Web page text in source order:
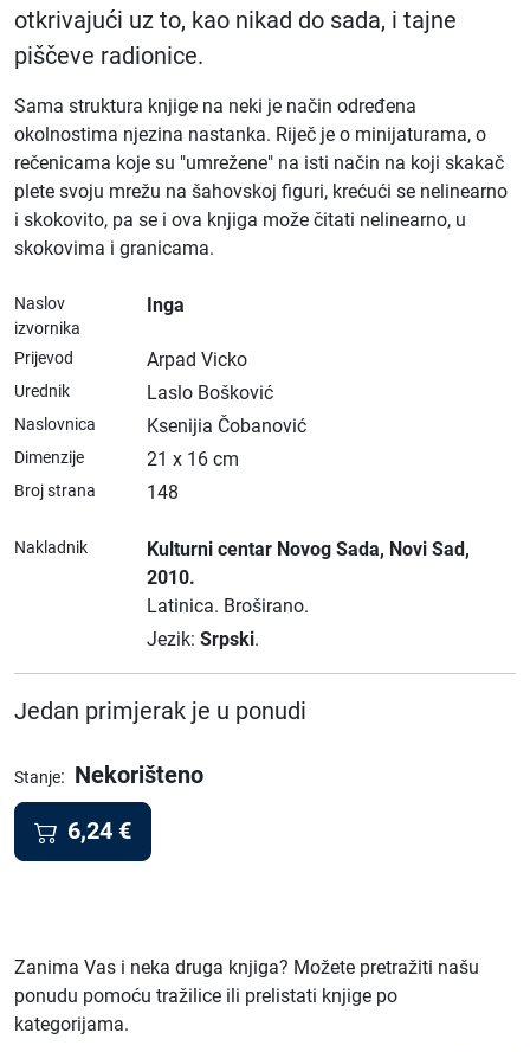
otkrivajući uz to, kao nikad do sada, i tajne
piščeve radionice.
Sama struktura knjige na neki je način određena
okolnostima njezina nastanka. Riječ je o minijaturama, o
rečenicama koje su "umrežene" na isti način na koji skakač
plete svoju mrežu na šahovskoj figuri, krećući se nelinearno
i skokovito, pa se i ova knjiga može čitati nelinearno, u
skokovima i granicama.
Naslov
izvornika
Inga
Prijevod Arpad Vicko
Urednik Laslo Bošković
Naslovnica Ksenijia Čobanović
Dimenzije 21 x 16 cm
Broj strana 148
Nakladnik Kulturni centar Novog Sada, Novi Sad,
2010.
Latinica. Broširano.
Jezik: Srpski.
Jedan primjerak je u ponudi
Stanje: Nekorišteno
6,24 €
Zanima Vas i neka druga knjiga? Možete pretražiti našu
ponudu pomoću tražilice ili prelistati knjige po
kategorijama.